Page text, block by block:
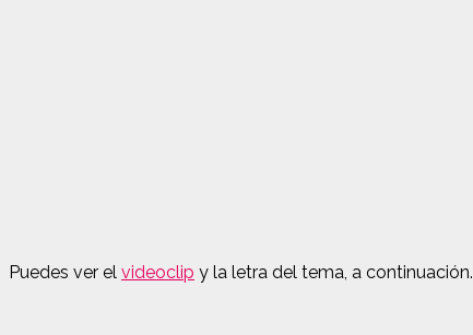
Puedes ver el videoclip y la letra del tema, a continuación.